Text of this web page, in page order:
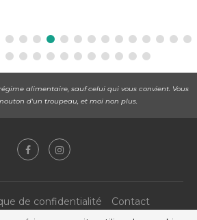
alimentaire, sauf celui qui vous convient. Vous
d'un troupeau, et moi non plus.
de confidentialité Contact